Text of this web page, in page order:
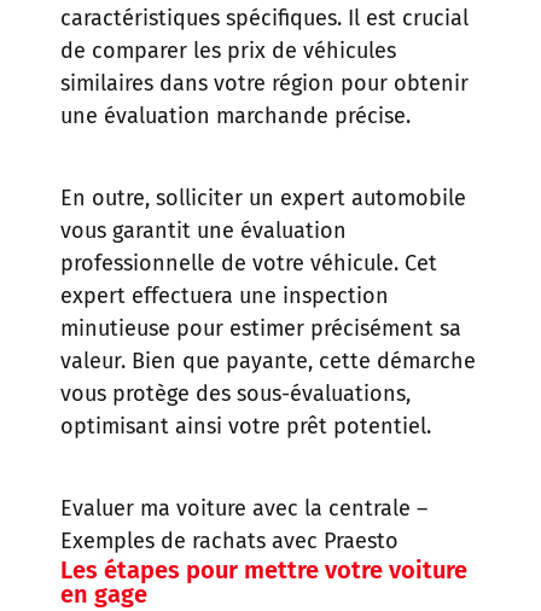
caractéristiques spécifiques. Il est crucial
de comparer les prix de véhicules
similaires dans votre région pour obtenir
une évaluation marchande précise.
En outre, solliciter un expert automobile
vous garantit une évaluation
professionnelle de votre véhicule. Cet
expert effectuera une inspection
minutieuse pour estimer précisément sa
valeur. Bien que payante, cette démarche
vous protège des sous-évaluations,
optimisant ainsi votre prêt potentiel.
Evaluer ma voiture avec la centrale –
Exemples de rachats avec Praesto
Les étapes pour mettre votre voiture
en gage